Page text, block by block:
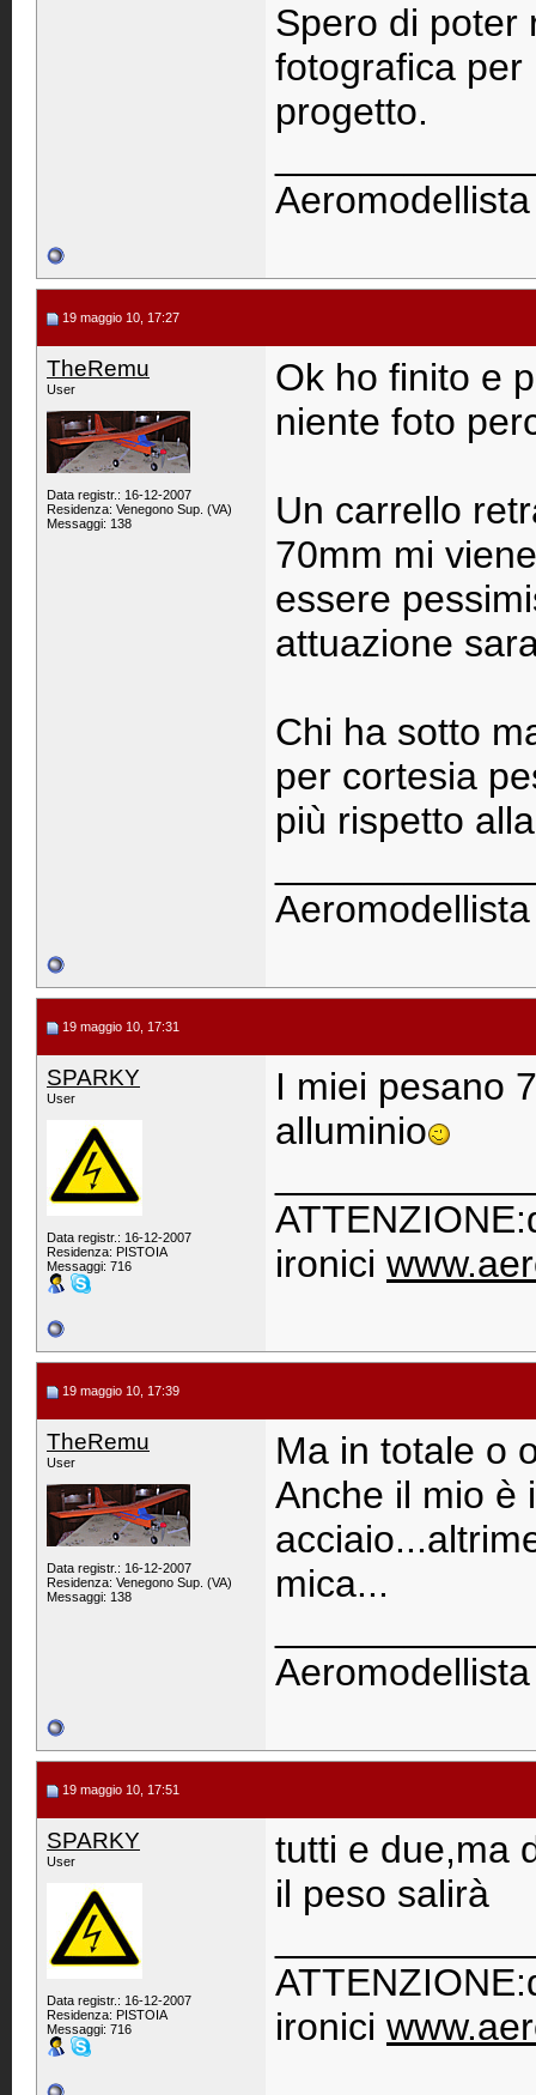
Spero di poter
fotografica per
progetto.
19 maggio 10, 17:27
TheRemu
User
Data registr.: 16-12-2007
Residenza: Venegono Sup. (VA)
Messaggi: 138
Ok ho finito e
niente foto
Un carrello
70mm mi
essere
attuazione
Chi ha sotto
per cortesia
più rispetto
19 maggio 10, 17:31
SPARKY
User
Data registr.: 16-12-2007
Residenza: PISTOIA
Messaggi: 716
I miei pesano
alluminio
ironici
19 maggio 10, 17:39
TheRemu
User
Data registr.: 16-12-2007
Residenza: Venegono Sup. (VA)
Messaggi: 138
Ma in totale o
Anche il mio è
mica...
19 maggio 10, 17:51
SPARKY
User
Data registr.: 16-12-2007
Residenza: PISTOIA
Messaggi: 716
tutti e due,ma
il peso salirà
ironici